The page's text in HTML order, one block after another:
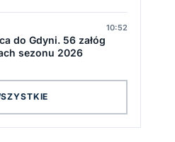
10:52
do Gdyni. 56 załóg
sezonu 2026